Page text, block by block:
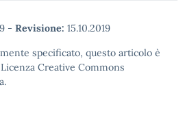
- Revisione: 15.10.2019
specificato, questo articolo è
Creative Commons